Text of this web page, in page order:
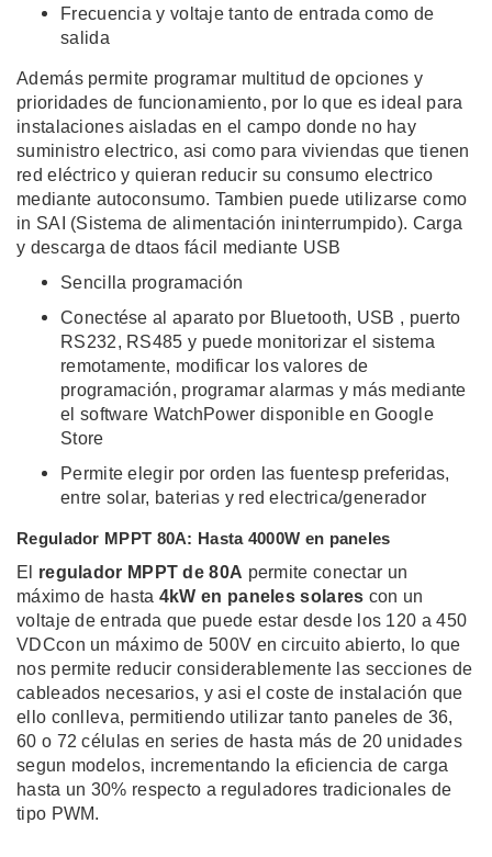
Frecuencia y voltaje tanto de entrada como de
salida
Además permite programar multitud de opciones y
prioridades de funcionamiento, por lo que es ideal para
instalaciones aisladas en el campo donde no hay
suministro electrico, asi como para viviendas que tienen
red eléctrico y quieran reducir su consumo electrico
mediante autoconsumo. Tambien puede utilizarse como
in SAI (Sistema de alimentación ininterrumpido). Carga
y descarga de dtaos fácil mediante USB
Sencilla programación
Conectése al aparato por Bluetooth, USB , puerto
RS232, RS485 y puede monitorizar el sistema
remotamente, modificar los valores de
programación, programar alarmas y más mediante
el software WatchPower disponible en Google
Store
Permite elegir por orden las fuentesp preferidas,
entre solar, baterias y red electrica/generador
Regulador MPPT 80A: Hasta 4000W en paneles
El
regulador MPPT de 80A permite conectar un
máximo de hasta 4kW en paneles solares con un
voltaje de entrada que puede estar desde los 120 a 450
VDCcon un máximo de 500V en circuito abierto, lo que
nos permite reducir considerablemente las secciones de
cableados necesarios, y asi el coste de instalación que
ello conlleva, permitiendo utilizar tanto paneles de 36,
60 o 72 células en series de hasta más de 20 unidades
segun modelos, incrementando la eficiencia de carga
hasta un 30% respecto a reguladores tradicionales de
tipo PWM.